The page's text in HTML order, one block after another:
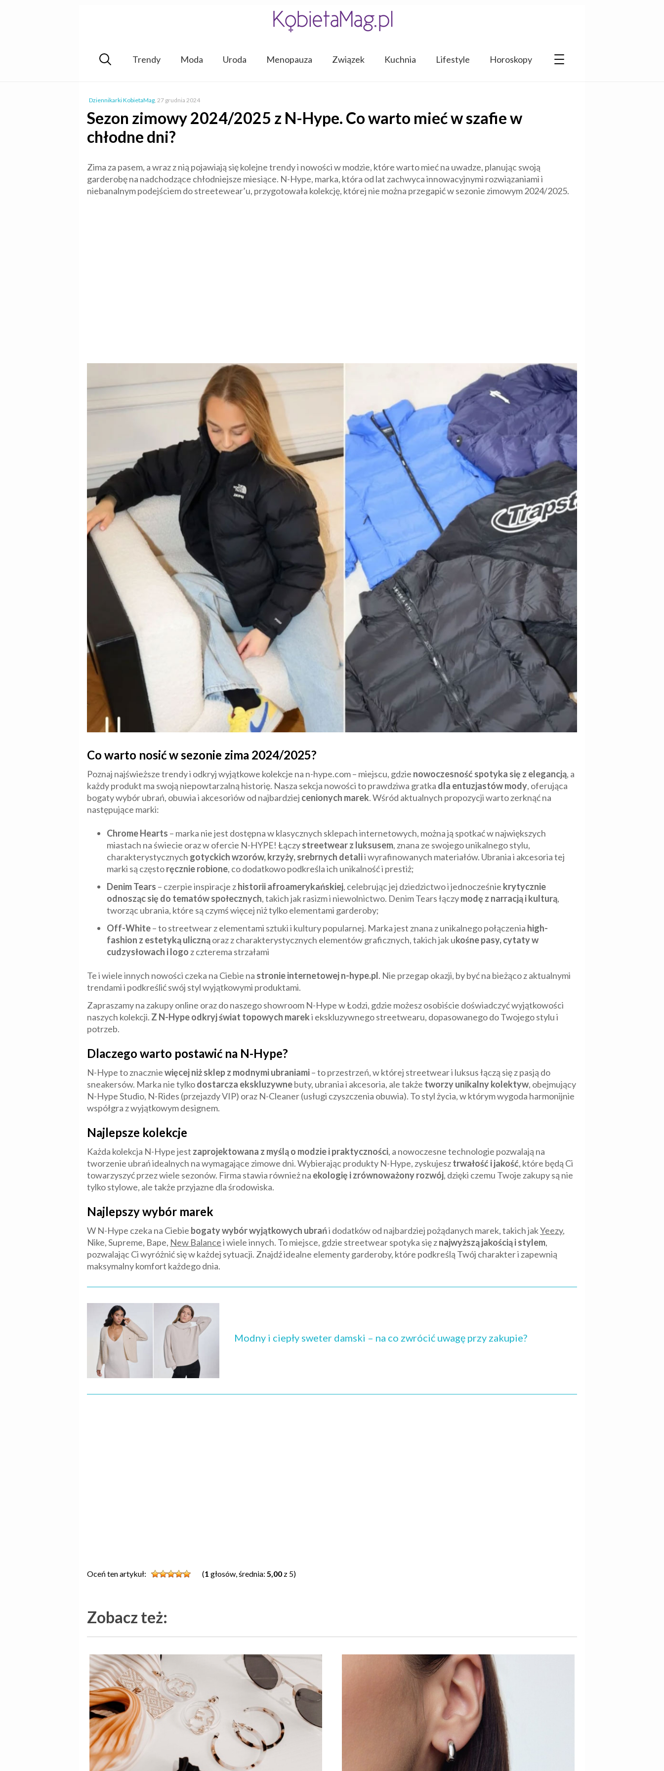
Trendy Moda Uroda Menopauza Związek Kuchnia Lifestyle Horoskopy
Dziennikarki KobietaMag, 27 grudnia 2024
Sezon zimowy 2024/2025 z N-Hype. Co warto mieć w szafie w
chłodne dni?
Zima za pasem, a wraz z nią pojawiają się kolejne trendy i nowości w modzie, które warto mieć na uwadze, planując swoją
garderobę na nadchodzące chłodniejsze miesiące. N-Hype, marka, która od lat zachwyca innowacyjnymi rozwiązaniami i
niebanalnym podejściem do streetewear’u, przygotowała kolekcję, której nie można przegapić w sezonie zimowym 2024/2025.
Co warto nosić w sezonie zima 2024/2025?
Poznaj najświeższe trendy i odkryj wyjątkowe kolekcje na n-hype.com – miejscu, gdzie nowoczesność spotyka się z elegancją, a
każdy produkt ma swoją niepowtarzalną historię. Nasza sekcja nowości to prawdziwa gratka dla entuzjastów mody, oferująca
bogaty wybór ubrań, obuwia i akcesoriów od najbardziej cenionych marek. Wśród aktualnych propozycji warto zerknąć na
następujące marki:
Chrome Hearts – marka nie jest dostępna w klasycznych sklepach internetowych, można ją spotkać w największych
miastach na świecie oraz w ofercie N-HYPE! Łączystreetwear z luksusem, znana ze swojego unikalnego stylu,
charakterystycznych gotyckich wzorów, krzyży, srebrnych detalii wyrafinowanych materiałów. Ubrania i akcesoria tej
marki są częstoręcznie robione, co dodatkowo podkreśla ich unikalność i prestiż;
Denim Tears – czerpie inspiracje zhistorii afroamerykańskiej, celebrując jej dziedzictwo i jednocześnie krytycznie
odnosząc się do tematów społecznych, takich jak rasizm i niewolnictwo. Denim Tears łączymodę z narracją i kulturą,
tworząc ubrania, które są czymś więcej niż tylko elementami garderoby;
Off-White– to streetwear z elementami sztuki i kultury popularnej. Marka jest znana z unikalnego połączenia high-
fashion z estetyką ulicznąoraz z charakterystycznych elementów graficznych, takich jak ukośne pasy, cytaty w
cudzysłowach i logo z czterema strzałami
Te i wiele innych nowości czeka na Ciebie na stronie internetowej n-hype.pl. Nie przegap okazji, by być na bieżąco z aktualnymi
trendami i podkreślić swój styl wyjątkowymi produktami.
Zapraszamy na zakupy online oraz do naszego showroom N-Hype w Łodzi, gdzie możesz osobiście doświadczyć wyjątkowości
naszych kolekcji. Z N-Hype odkryj świat topowych mareki ekskluzywnego streetwearu, dopasowanego do Twojego stylu i
potrzeb.
Dlaczego warto postawić na N-Hype?
N-Hype to znaczniewięcej niż sklep z modnymi ubraniami– to przestrzeń, w której streetwear i luksus łączą się z pasją do
sneakersów. Marka nie tylkodostarcza ekskluzywnebuty, ubrania i akcesoria, ale także tworzy unikalny kolektyw, obejmujący
N-Hype Studio, N-Rides (przejazdy VIP) oraz N-Cleaner (usługi czyszczenia obuwia). To styl życia, w którym wygoda harmonijnie
współgra z wyjątkowym designem.
Najlepsze kolekcje
Każda kolekcja N-Hype jest zaprojektowana z myślą o modzie i praktyczności, a nowoczesne technologie pozwalają na
tworzenie ubrań idealnych na wymagające zimowe dni. Wybierając produkty N-Hype, zyskujesztrwałość i jakość, które będą Ci
towarzyszyć przez wiele sezonów. Firma stawia również na ekologię i zrównoważony rozwój, dzięki czemu Twoje zakupy są nie
tylko stylowe, ale także przyjazne dla środowiska.
Najlepszy wybór marek
W N-Hype czeka na Ciebie bogaty wybór wyjątkowych ubrańi dodatków od najbardziej pożądanych marek, takich jakYeezy,
Nike, Supreme, Bape, New Balancei wiele innych. To miejsce, gdzie streetwear spotyka się znajwyższą jakością i stylem,
pozwalając Ci wyróżnić się w każdej sytuacji. Znajdź idealne elementy garderoby, które podkreślą Twój charakter i zapewnią
maksymalny komfort każdego dnia.
Modny i ciepły sweter damski – na co zwrócić uwagę przy zakupie?
Oceń ten artykuł: (1 głosów, średnia: 5,00 z 5)
Zobacz też: